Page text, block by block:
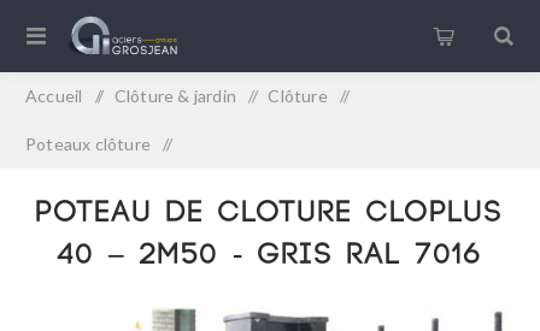
Accueil / Clôture & jardin / Clôture /
Poteaux clôture /
POTEAU DE CLOTURE CLOPLUS
40 – 2M50 - GRIS RAL 7016